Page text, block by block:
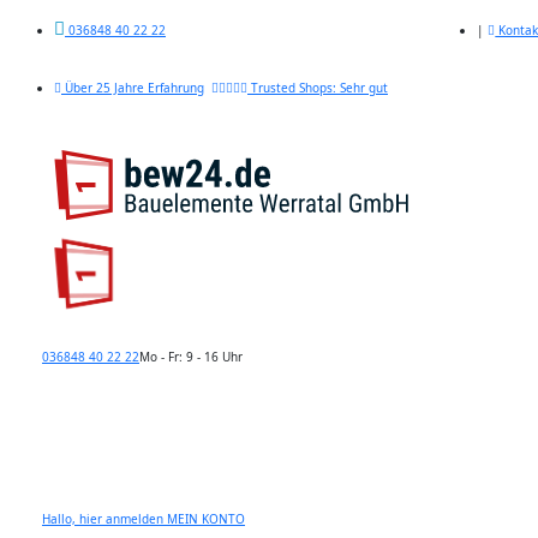
036848 40 22 22 |
Über 25 Jahre Erfahrung Trusted Shops: Sehr gut
036848 40 22 22Mo - Fr: 9 - 16 Uhr
Hallo, hier anmelden MEIN KONTO